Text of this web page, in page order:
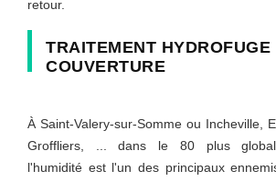
retour.
TRAITEMENT HYDROFUGE
COUVERTURE
À Saint-Valery-sur-Somme ou Incheville,
Groffliers, ... dans le 80 plus
l'humidité est l'un des principaux